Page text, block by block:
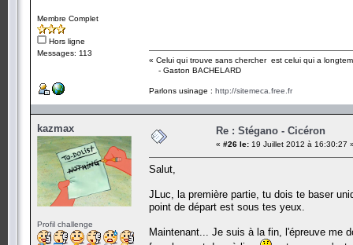
Membre Complet
Hors ligne
Messages: 113
« Celui qui trouve sans chercher est celui qui a
- Gaston BACHELARD
Parlons usinage : http://sitemeca.free.fr
kazmax
Profil challenge
Re : Stégano - Cicéron
« #26 le: 19 Juillet 2012 à 16:30:27
Salut,
JLuc, la première partie, tu dois te baser
point de départ est sous tes yeux.
Maintenant... Je suis à la fin, l'épreuve me